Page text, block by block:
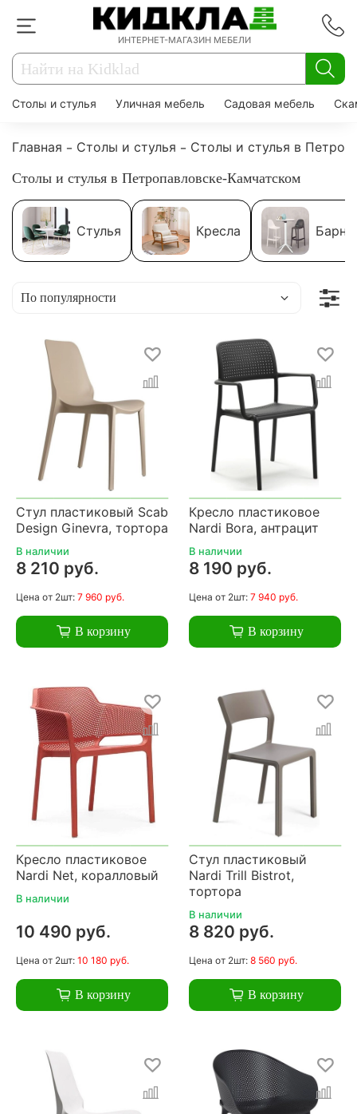
ИНТЕРНЕТ-МАГАЗИН МЕБЕЛИ
Столы и стулья Уличная мебель Садовая мебель
Главная Столы и стулья
Столы и стулья в
Столы и стулья в Петропавловске-Камчатском
Стулья Кресла
Стул пластиковый Scab
Design Ginevra, тортора
В наличии
8 210 руб.
Цена от 2шт: 7 960 руб.
В корзину
Кресло пластиковое
Nardi Bora, антрацит
В наличии
8 190 руб.
Цена от 2шт: 7 940 руб.
В корзину
Кресло пластиковое
Nardi Net, коралловый
В наличии
10 490 руб.
Цена от 2шт: 10 180 руб.
В корзину
Стул пластиковый
Nardi Trill Bistrot,
тортора
В наличии
8 820 руб.
Цена от 2шт: 8 560 руб.
В корзину